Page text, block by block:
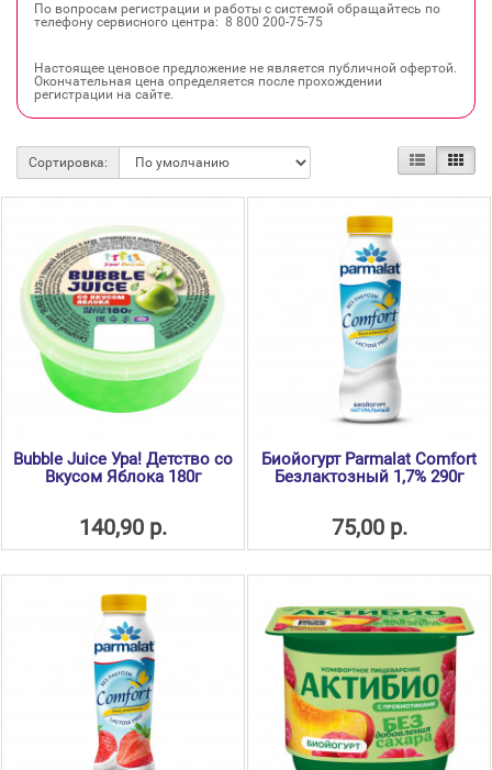
По вопросам регистрации и работы с системой обращайтесь по
телефону сервисного центра: 8 800 200‐75‐75
Настоящее ценовое предложение не является публичной офертой.
Окончательная цена определяется после прохождении
регистрации на сайте.
Сортировка:
Bubble Juice Ура! Детство со
Вкусом Яблока 180г
140,90 р.
Биойогурт Parmalat Comfort
Безлактозный 1,7% 290г
75,00 р.